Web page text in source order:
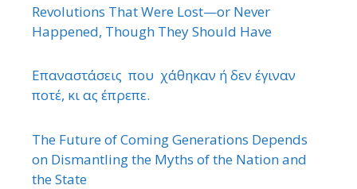
Revolutions That Were Lost—or Never
Happened, Though They Should Have
Επαναστάσεις που χάθηκαν ή δεν έγιναν
ποτέ, κι ας έπρεπε.
The Future of Coming Generations Depends
on Dismantling the Myths of the Nation and
the State